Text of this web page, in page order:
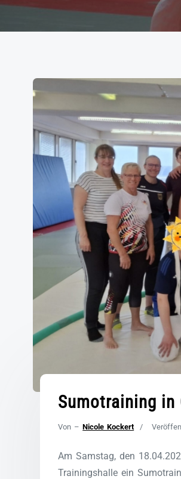
Sumotraining in
Von –Nicole Kockert
Am Samstag, den
Trainingshalle ein